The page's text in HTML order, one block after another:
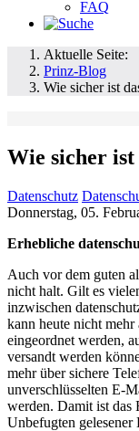
FAQ
Aktuelle Seite:
Prinz-Blog
Wie sicher ist
Wie sicher ist
Datenschutz
Donnerstag, 05.
Erhebliche
Auch vor dem guten
nicht halt. Gilt es
inzwischen
kann heute nicht mehr
eingeordnet werden,
versandt werden
mehr über sichere
unverschlüsselten E-
werden. Damit ist das
Unbefugten gelesener